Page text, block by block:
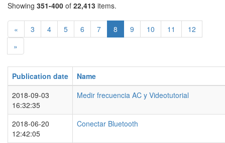
Showing 351-400 of 22,413 items.
« 3 4 5 6 7 8 9 10 11
12
»
Publication date
Name
2018-09-03
16:32:35
Medir frecuencia AC y Videotutorial
2018-06-20
12:42:05
Conectar Bluetooth